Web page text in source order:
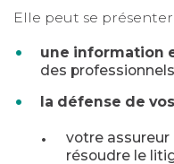
Elle peut se
une information
des
la défense de
votre
résoudre le